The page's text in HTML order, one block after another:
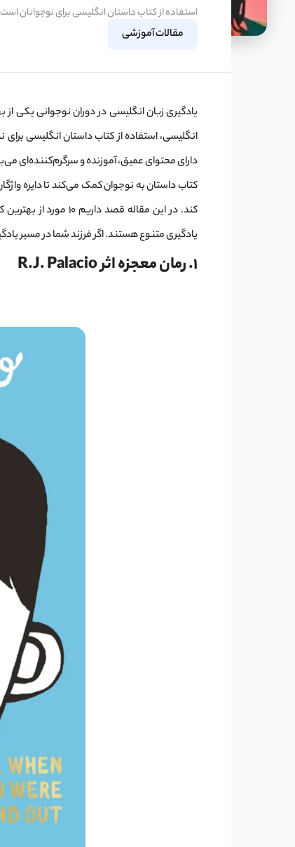
استفاده از کتاب داستان انگلیسی برای نوجوانان
مقالات آموزشی
یادگیری زبان انگلیسی در دوران نوجوانی یکی
انگلیسی، استفاده از کتاب داستان انگلیسی
دارای محتوای عمیق، آموزنده و سرگرم‌کننده‌ای
کتاب داستان به نوجوان کمک می‌کند تا دایره
کند. در این مقاله
یادگیری متنوع هستند. اگر فرزند شما در مسیر
1. رمان معجزه اثر R.J. Palacio